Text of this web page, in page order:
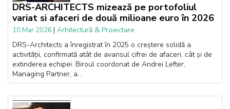
DRS-ARCHITECTS mizează pe portofoliul
variat si afaceri de două milioane euro în 2026
10 Mar 2026 | Arhitectură & Proiectare
DRS-Architects a înregistrat în 2025 o creștere solidă a
activității, confirmată atât de avansul cifrei de afaceri, cât și de
extinderea echipei. Biroul coordonat de Andrei Lefter,
Managing Partner, a...